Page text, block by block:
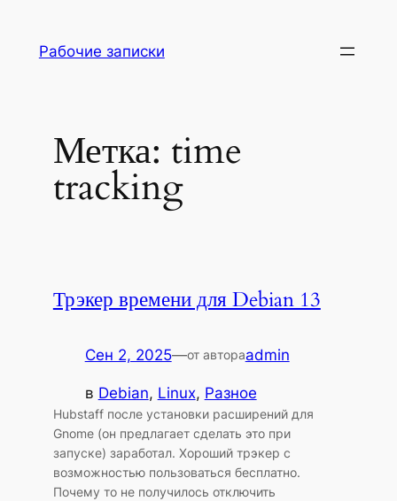
содержимому
Рабочие записки
Метка: time
tracking
Трэкер времени для Debian 13
Сен 2, 2025—от автораadmin
в Debian, Linux, Разное
Hubstaff после установки расширений для
Gnome (он предлагает сделать это при
запуске) заработал. Хороший трэкер с
возможностью пользоваться бесплатно.
Почему то не получилось отключить